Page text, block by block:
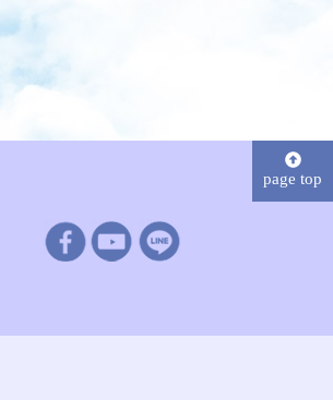
page top